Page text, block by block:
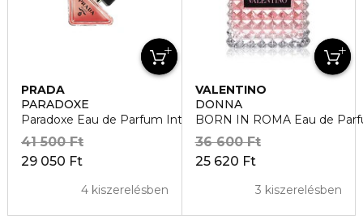
PRADA
PARADOXE
Paradoxe Eau de Parfum Intense
29 050 Ft
41 500 Ft
4 kiszerelésben
VALENTINO
DONNA
BORN IN ROMA Eau de
25 620 Ft
36 600 Ft
3 kiszerelésben